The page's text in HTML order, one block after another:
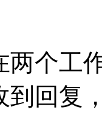
两个工
到回复